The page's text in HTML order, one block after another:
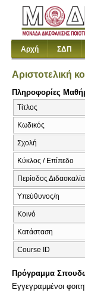
Αρχή ΣΔΠ
Αριστοτελική
Πληροφορίες
Τίτλος
Κωδικός
Σχολή
Κύκλος / Επίπεδο
Περίοδος
Υπεύθυνος/η
Κοινό
Κατάσταση
Course ID
Πρόγραμμα
Εγγεγραμμένοι